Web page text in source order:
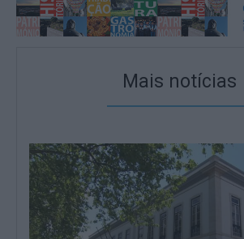
Mais notícias